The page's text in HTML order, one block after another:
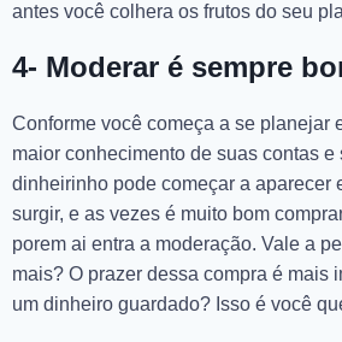
antes você colhera os frutos do seu
4- Moderar é sempre
Conforme você começa a se planejar
maior conhecimento de suas contas e
dinheirinho pode começar a aparecer
surgir, e as vezes é muito bom
porem ai entra a moderação. Vale a
mais? O prazer dessa compra é mais
um dinheiro guardado? Isso é você